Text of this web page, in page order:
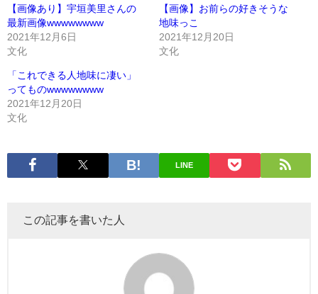
【画像あり】宇垣美里さんの
最新画像wwwwwwww
2021年12月6日
文化
【画像】お前らの好きそうな
地味っこ
2021年12月20日
文化
「これできる人地味に凄い」
ってものwwwwwwww
2021年12月20日
文化
LINE
この記事を書いた人